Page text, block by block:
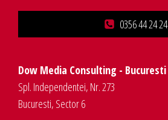
0356 44 24 24
Dow Media Consulting - Bucuresti
Spl. Independentei, Nr. 273
Bucuresti, Sector 6